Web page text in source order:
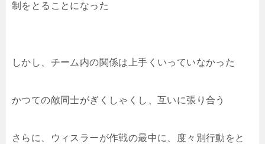
制をとることになった
しかし、チーム内の関係は上手くいっていなかった
かつての敵同士がぎくしゃくし、互いに張り合う
さらに、ウィスラーが作戦の最中に、度々別行動をと